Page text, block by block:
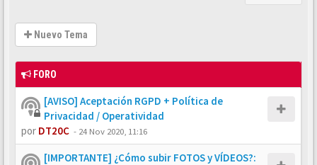
Nuevo Tema
FORO
[AVISO] Aceptación RGPD + Política de
Privacidad / Operatividad
por DT20C - 24 Nov 2020, 11:16
[IMPORTANTE] ¿Cómo subir FOTOS y VÍDEOS?: